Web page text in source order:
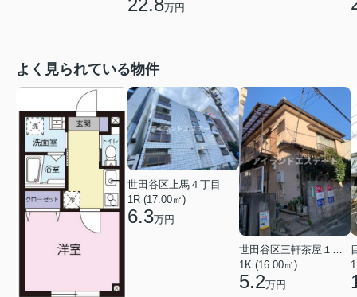
22.8万円
よく見られている物件
世田谷区上馬４丁目
1R (17.00㎡)
6.3万円
1K (16.00㎡)
5.2万円